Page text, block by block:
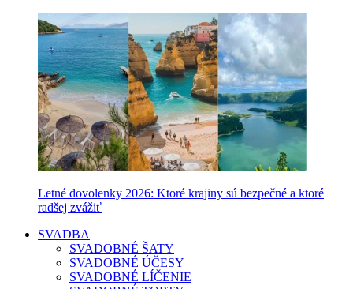
Letné dovolenky 2026: Ktoré krajiny sú bezpečné a ktoré
radšej zvážiť
SVADBA
SVADOBNÉ ŠATY
SVADOBNÉ ÚČESY
SVADOBNÉ LÍČENIE